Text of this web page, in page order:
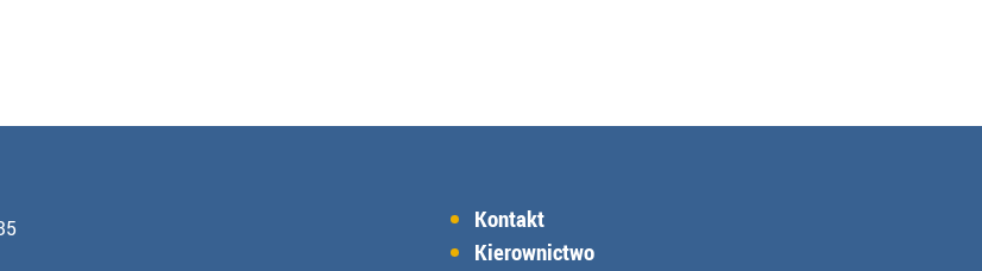
Kontakt
Kierownictwo